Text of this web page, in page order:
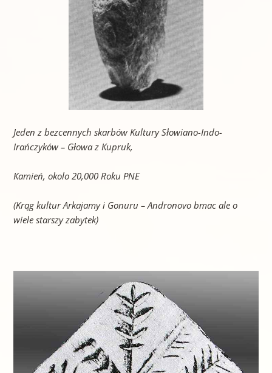
Jeden z bezcennych skarbów Kultury Słowiano-Indo-
Irańczyków – Głowa z Kupruk,
Kamień, okolo 20,000 Roku PNE
(Krąg kultur Arkajamy i Gonuru – Andronovo bmac ale o
wiele starszy zabytek)